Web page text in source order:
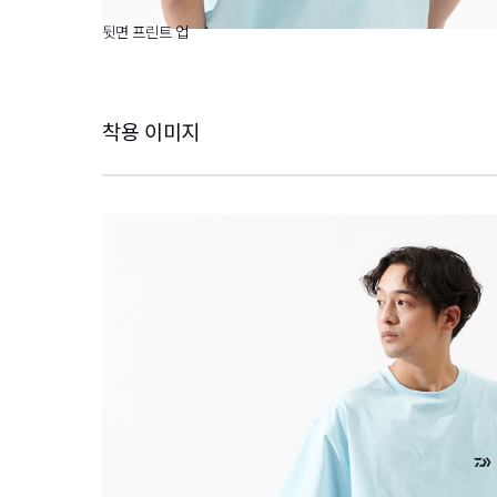
뒷면 프린트 업
착용 이미지